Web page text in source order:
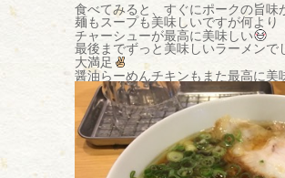
食べてみると、すぐにポークの旨味
麺もスープも美味しいですが何より
チャーシューが最高に美味しい
最後までずっと美味しいラーメンで
大満足
醤油らーめんチキンもまた最高に美